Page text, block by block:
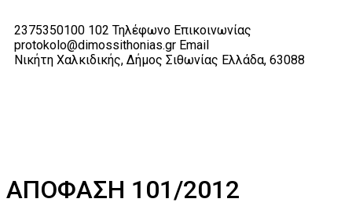
2375350100 102 Τηλέφωνο Επικοινωνίας
protokolo@dimossithonias.gr Email
Νικήτη Χαλκιδικής, Δήμος Σιθωνίας Ελλάδα, 63088
ΑΠΟΦΑΣΗ 101/2012